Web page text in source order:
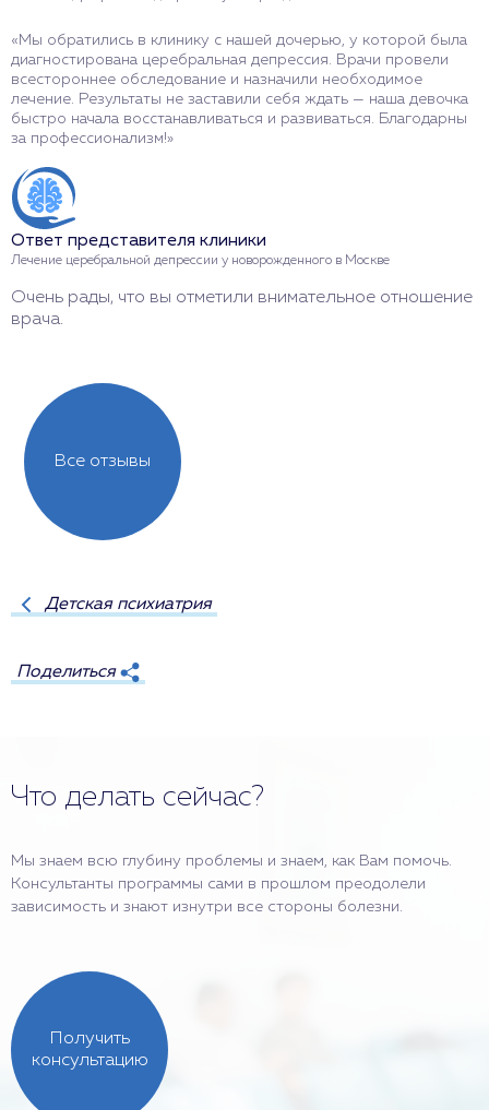
«Мы обратились в клинику с нашей дочерью, у которой была
диагностирована церебральная депрессия. Врачи провели
всестороннее обследование и назначили необходимое
лечение. Результаты не заставили себя ждать — наша девочка
быстро начала восстанавливаться и развиваться. Благодарны
за профессионализм!»
Ответ представителя клиники
Лечение церебральной депрессии у новорожденного в Москве
Очень рады, что вы отметили внимательное отношение
врача.
Все отзывы
Детская психиатрия
Поделиться
Что делать сейчас?
Мы знаем всю глубину проблемы и знаем, как Вам помочь.
Консультанты программы сами в прошлом преодолели
зависимость и знают изнутри все стороны болезни.
Получить
консультацию